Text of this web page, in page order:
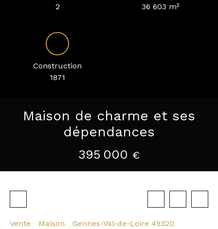
2
36 603 m²
Construction
1871
Maison de charme et ses
dépendances
395 000 €
Vente Maison
Gennes-Val-de-Loire 49320